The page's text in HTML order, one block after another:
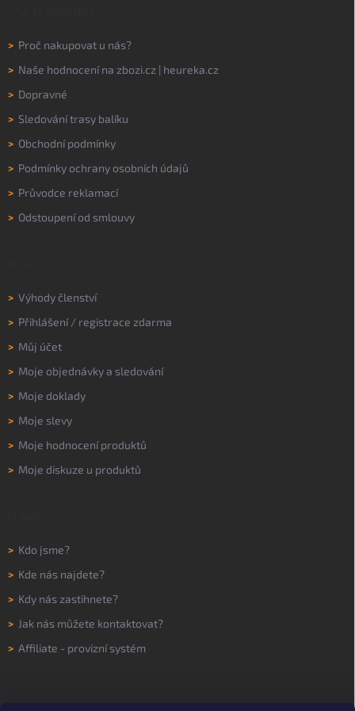
> Proč nakupovat u nás?
> Naše hodnocení na zbozi.cz | heureka.cz
> Dopravné
> Sledování trasy balíku
> Obchodní podmínky
> Podmínky ochrany osobních údajů
> Průvodce reklamací
> Odstoupení od smlouvy
> Výhody členství
> Přihlášení/ registrace zdarma
> Můj účet
> Moje objednávky a sledování
> Moje doklady
> Moje slevy
> Moje hodnocení produktů
> Moje diskuze u produktů
> Kdo jsme?
> Kde nás najdete?
> Kdy nás zastihnete?
> Jak nás můžete kontaktovat?
> Affiliate - provizní systém